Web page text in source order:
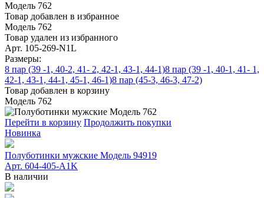
Модель 762
Товар добавлен в избранное
Модель 762
Товар удален из избранного
Арт. 105-269-N1L
Размеры:
8 пар (39 -1, 40-2, 41- 2, 42-1, 43-1, 44-1)8 пар (39 -1, 40-1, 41- 1,
42-1, 43-1, 44-1, 45-1, 46-1)8 пар (45-3, 46-3, 47-2)
Товар добавлен в корзину
Модель 762
Перейти в корзину Продолжить покупки
Новинка
Полуботинки мужские Модель 94919
Арт. 604-405-A1K
В наличии